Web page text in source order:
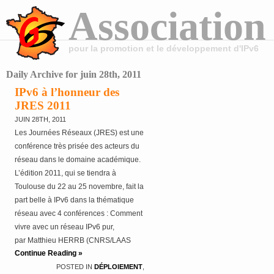
pour la promotion et le développement d'IPv6
Daily Archive for juin 28th, 2011
IPv6 à l’honneur des
JRES 2011
JUIN 28TH, 2011
Les Journées Réseaux (JRES) est une
conférence très prisée des acteurs du
réseau dans le domaine académique.
L’édition 2011, qui se tiendra à
Toulouse du 22 au 25 novembre, fait la
part belle à IPv6 dans la thématique
réseau avec 4 conférences : Comment
vivre avec un réseau IPv6 pur,
par Matthieu HERRB (CNRS/LAAS
Toulouse) La fin annoncée d’IPv4,
par Alix GUILLARD (RIPE NCC)
Continue Reading »
POSTED IN DÉPLOIEMENT